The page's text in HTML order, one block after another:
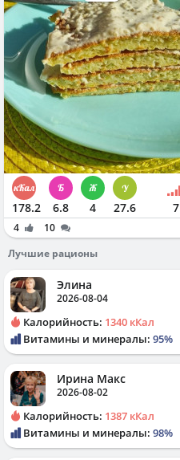
178.2 6.8 4 27.6 7
4
10
Лучшие рационы
Элина
2026-08-04
Калорийность: 1340 кКал
Витамины и минералы: 95%
Ирина Макс
2026-08-02
Калорийность: 1387 кКал
Витамины и минералы: 98%